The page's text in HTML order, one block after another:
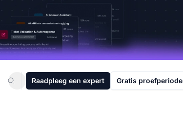
Raadpleeg een expert Gratis proefperiode